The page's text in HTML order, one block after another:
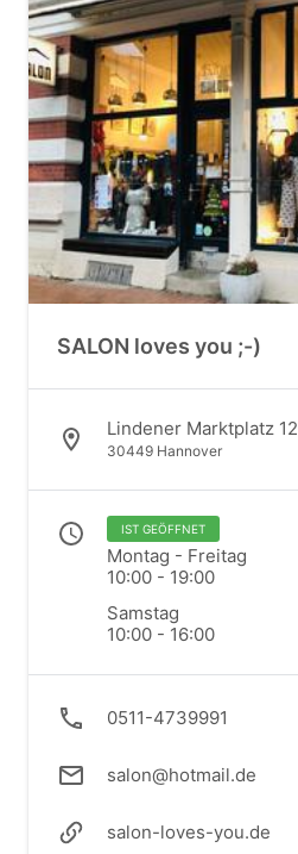
SALON loves you ;-)
Lindener Marktplatz 12
30449 Hannover
IST GEÖFFNET
Montag - Freitag
10:00 - 19:00
Samstag
10:00 - 16:00
0511-4739991
salon@hotmail.de
salon-loves-you.de